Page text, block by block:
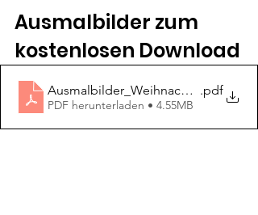
Ausmalbilder zum
kostenlosen Download
Ausmalbilder_Weihnachten_18.11.22
.pdf
PDF herunterladen • 4.55MB